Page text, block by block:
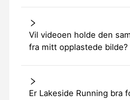
Vil videoen holde den
fra mitt opplastede bilde?
Er Lakeside Running bra